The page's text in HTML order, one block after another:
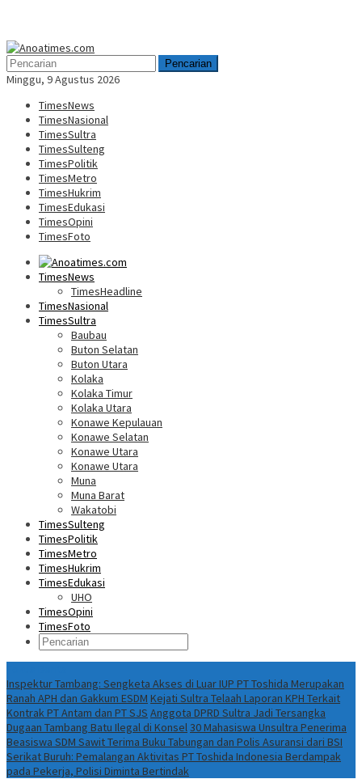
Menu
Mobile
Pencarian
Minggu, 9 Agustus 2026
TimesNews
TimesNasional
TimesSultra
TimesSulteng
TimesPolitik
TimesMetro
TimesHukrim
TimesEdukasi
TimesOpini
TimesFoto
TimesNews
TimesHeadline
TimesNasional
TimesSultra
Baubau
Buton Selatan
Buton Utara
Kolaka
Kolaka Timur
Kolaka Utara
Konawe Kepulauan
Konawe Selatan
Konawe Utara
Konawe Utara
Muna
Muna Barat
Wakatobi
TimesSulteng
TimesPolitik
TimesMetro
TimesHukrim
TimesEdukasi
UHO
TimesOpini
TimesFoto
Inspektur Tambang: Sengketa Akses di Luar IUP PT Toshida Merupakan
Ranah APH dan Gakkum ESDM Kejati Sultra Telaah Laporan KPH Terkait
Kontrak PT Antam dan PT SJS Anggota DPRD Sultra Jadi Tersangka
Dugaan Tambang Batu Ilegal di Konsel30 Mahasiswa Unsultra Penerima
Beasiswa SDM Sawit Terima Buku Tabungan dan Polis Asuransi dari BSI
Serikat Buruh: Pemalangan Aktivitas PT Toshida Indonesia Berdampak
pada Pekerja, Polisi Diminta Bertindak